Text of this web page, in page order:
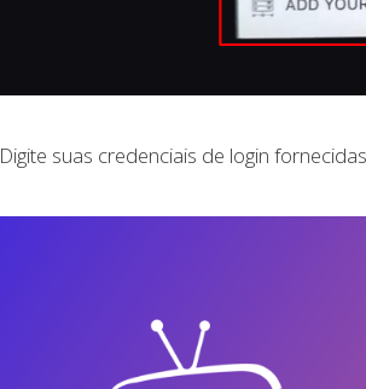
Digite suas credenciais de login